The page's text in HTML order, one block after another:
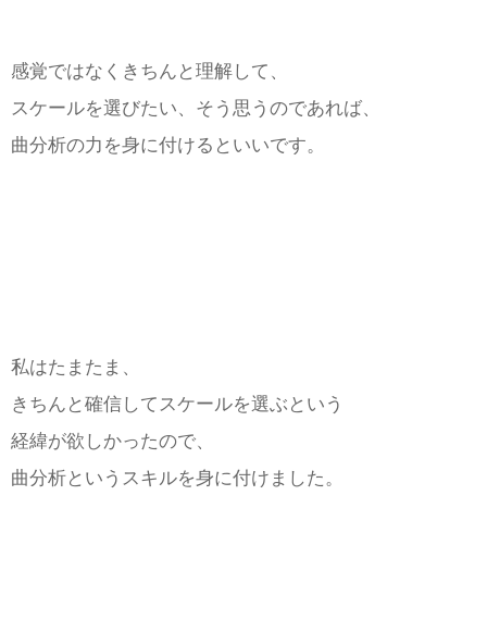
感覚ではなくきちんと理解して、
スケールを選びたい、そう思うのであれば、
曲分析の力を身に付けるといいです。
私はたまたま、
きちんと確信してスケールを選ぶという
経緯が欲しかったので、
曲分析というスキルを身に付けました。